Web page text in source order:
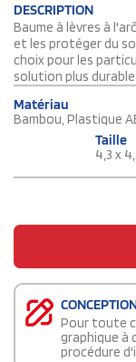
DESCRIPTION
Baume à lèvres à
et les protéger du
choix pour les
solution plus durable.
Matériau
Bambou, Plastique
Taille
4,3 x
Pour toute
graphique à
procédure